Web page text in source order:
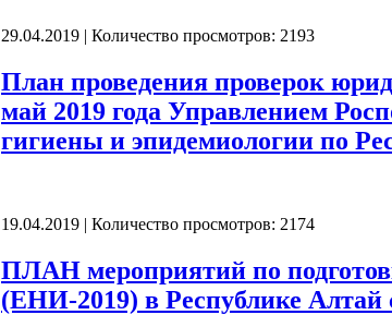
29.04.2019 | Количество просмотров: 2193
План проведения проверок
май 2019 года Управлением
гигиены и эпидемиологии по
19.04.2019 | Количество просмотров: 2174
ПЛАН мероприятий по
(ЕНИ-2019) в Республике Алтай